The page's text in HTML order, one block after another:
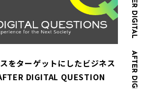
をターゲットにしたビジネス
DIGITAL QUESTION